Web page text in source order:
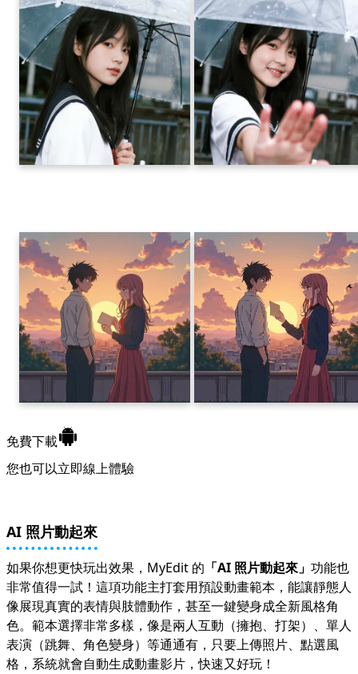
免費下載
您也可以立即線上體驗
AI 照片動起來
如果你想更快玩出效果，MyEdit 的 「AI 照片動起來 」 功能也
非常值得一試！這項功能主打套用預設動畫範本，能讓靜態人
像展現真實的表情與肢體動作，甚至一鍵變身成全新風格角
色。範本選擇非常多樣，像是兩人互動（擁抱、打架）、單人
表演（跳舞、角色變身）等通通有，只要上傳照片、點選風
格，系統就會自動生成動畫影片，快速又好玩！